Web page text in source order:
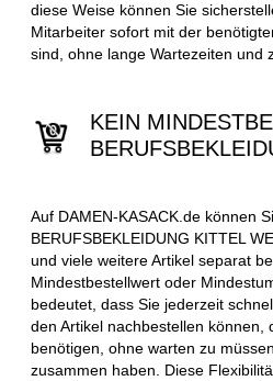
diese Weise können Sie
Mitarbeiter sofort mit der
sind, ohne lange Wartezeiten und
KEIN
Auf DAMEN-KASACK.de können
BERUFSBEKLEIDUNG KITTEL
und viele weitere Artikel separat
Mindestbestellwert oder
bedeutet, dass Sie jederzeit
den Artikel nachbestellen können,
benötigen, ohne warten zu
zusammen haben. Diese